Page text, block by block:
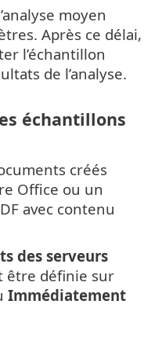
moyen
Après ce délai,
l’échantillon
de l’analyse.
échantillons
créés
Office ou un
avec contenu
des serveurs
être définie sur
Immédiatement